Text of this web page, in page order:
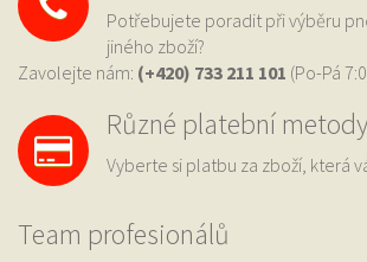
Potřebujete poradit při výběru
jiného zboží?
Zavolejte nám: (+420) 733 211 101 (Po-Pá
Různé platební metody
Vyberte si platbu za zboží, která
Team profesionálů